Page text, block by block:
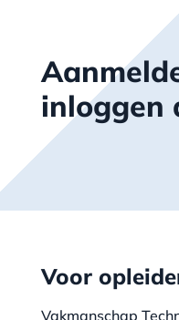
inloggen
Voor
Vakmanschap